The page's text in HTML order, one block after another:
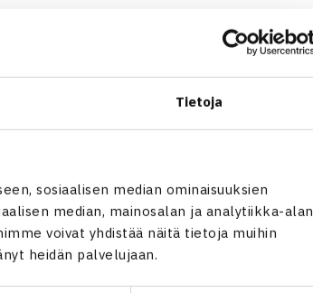
Tietoja
sosiaalisen median ominaisuuksien
median, mainosalan ja analytiikka-alan
voivat yhdistää näitä tietoja muihin
heidän palvelujaan.
Mastersiin pelaajan on pitänyt